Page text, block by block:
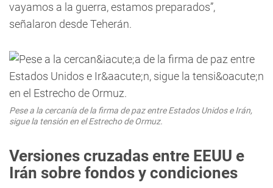
vayamos a la guerra, estamos preparados”,
señalaron desde Teherán.
Pese a la cercanía de la firma de paz entre Estados Unidos e Irán,
sigue la tensión en el Estrecho de Ormuz.
Versiones cruzadas entre EEUU e
Irán sobre fondos y condiciones